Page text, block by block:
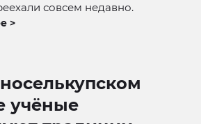
совсем недавно.
>
учёные